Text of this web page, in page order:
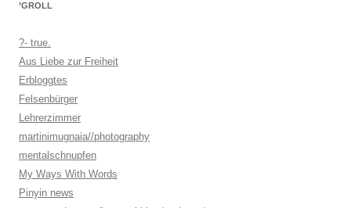
’GROLL
?- true.
Aus Liebe zur Freiheit
Erbloggtes
Felsenbürger
Lehrerzimmer
martinimugnaia//photography
mentalschnupfen
My Ways With Words
Pinyin news